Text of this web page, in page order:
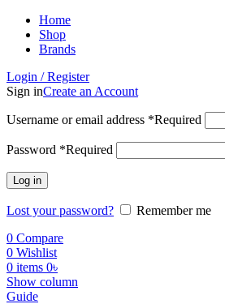
Home
Shop
Brands
Login / Register
Sign inCreate an Account
Username or email address *Required
Password *Required
Log in
Lost your password?
Remember me
0 Compare
0 Wishlist
0 items 0৳
Show column
Guide